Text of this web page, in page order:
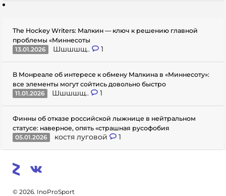
The Hockey Writers: Малкин — ключ к решению главной
проблемы «Миннесоты
13.01.2026
Шшшшщ.. 1
В Монреале об интересе к обмену Малкина в «Миннесоту»:
все элементы могут сойтись довольно быстро
11.01.2026
Шшшшщ.. 1
Финны об отказе российской лыжнице в нейтральном
статусе: наверное, опять «страшная русофобия
05.01.2026
костя луговой 1
© 2026. InoProSport